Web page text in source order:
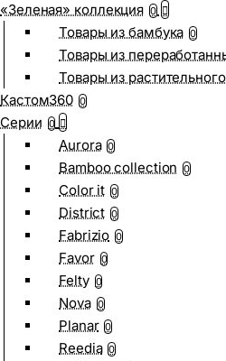
«Зеленая» коллекция 0
Товары из бамбука 0
Товары из
Товары из
Кастом360 0
Серии 0
Aurora 0
Bamboo collection 0
Color it 0
District 0
Fabrizio 0
Favor 0
Felty 0
Nova 0
Planar 0
Reedia 0